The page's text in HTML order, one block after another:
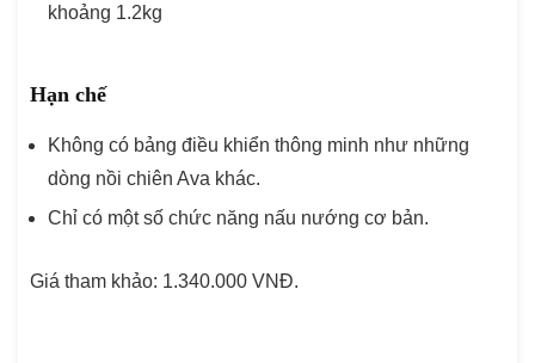
khoảng 1.2kg
Hạn chế
Không có bảng điều khiển thông minh như những
dòng nồi chiên Ava khác.
Chỉ có một số chức năng nấu nướng cơ bản.
Giá tham khảo: 1.340.000 VNĐ.